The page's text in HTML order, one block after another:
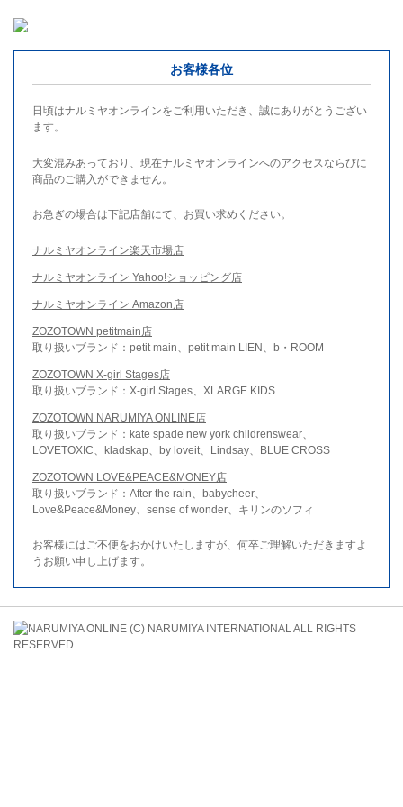
お客様各位
日頃はナルミヤオンラインをご利用いただき、誠にありがとうござい
ます。
大変混みあっており、現在ナルミヤオンラインへのアクセスならびに
商品のご購入ができません。
お急ぎの場合は下記店舗にて、お買い求めください。
ナルミヤオンライン楽天市場店
ナルミヤオンライン Yahoo!ショッピング店
ナルミヤオンライン Amazon店
ZOZOTOWN petitmain店
取り扱いブランド：petit main、petit main LIEN、b・ROOM
ZOZOTOWN X-girl Stages店
取り扱いブランド：X-girl Stages、XLARGE KIDS
ZOZOTOWN NARUMIYA ONLINE店
取り扱いブランド：kate spade new york childrenswear、
LOVETOXIC、kladskap、by loveit、Lindsay、BLUE CROSS
ZOZOTOWN LOVE&PEACE&MONEY店
取り扱いブランド：After the rain、babycheer、
Love&Peace&Money、sense of wonder、キリンのソフィ
お客様にはご不便をおかけいたしますが、何卒ご理解いただきますよ
うお願い申し上げます。